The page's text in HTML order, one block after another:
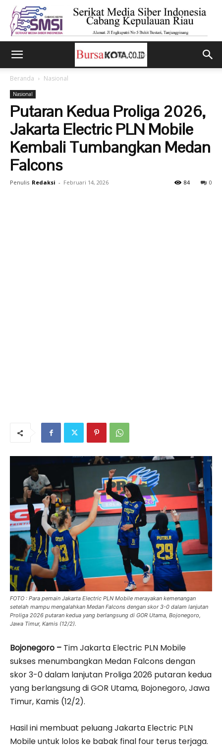
Beranda Nasional
Nasional
Putaran Kedua Proliga 2026,
Jakarta Electric PLN Mobile
Kembali Tumbangkan Medan
Falcons
Penulis Redaksi - Februari 14, 2026 0
84
FOTO : Para pemain Jakarta Electric PLN Mobile merayakan kemenangan
setelah mampu mengalahkan Medan Falcons dengan skor 3-0 dalam lanjutan
Proliga 2026 putaran kedua yang berlangsung di GOR Utama, Bojonegoro,
Jawa Timur, Kamis (12/2).
Bojonegoro – Tim Jakarta Electric PLN Mobile
sukses menumbangkan Medan Falcons dengan
skor 3-0 dalam lanjutan Proliga 2026 putaran kedua
yang berlangsung di GOR Utama, Bojonegoro, Jawa
Timur, Kamis (12/2).
Hasil ini membuat peluang Jakarta Electric PLN
Mobile untuk lolos ke babak final four terus terjaga.